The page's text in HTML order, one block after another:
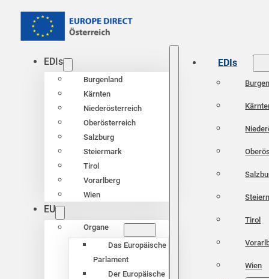
EDIs
Burgenland
Kärnten
Niederösterreich
Oberösterreich
Salzburg
Steiermark
Tirol
Vorarlberg
Wien
EU
Organe
Das Europäische
Parlament
Der Europäische
EDIs
Tirol
Wien